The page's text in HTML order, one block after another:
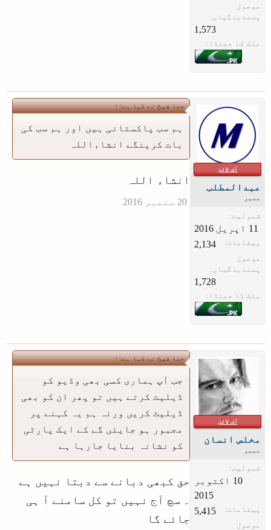
موصول
پسندیدگیاں:
1,573
ملک کا جھنڈا:
آف لائن
عبدالمطلب
ممبر
شمولیت:
پیغامات: 2,134
موصول
پسندیدگیاں:
1,728
ملک کا جھنڈا:
حنا شیخ نے کہا ہے:↑
ہم سب پاکستانی ہیں اور ہم سب کی
بات کرینگے انشاءاللہ
انشاء اللہ
آف لائن
مخلص انسان
ممبر
شمولیت:
‏10 اکتوبر
2015
پیغامات: 5,415
موصول
حنا شیخ نے کہا ہے:↑
جب آپ ہماری کسی بھی وڈیو کو
ڈیلیٹ کرتے ہیں تو پھر ان کو بھی
ڈیلیٹ کریں ورنہ ہم یہ کہنے پر
مجبور ہو جایئں گے کے ایک پارٹی
کو نشانہ بنایا جارہا ہے
حق کبھی دبانے سے دبتا نہیں ہے
۔ سچ آج نہیں تو کل سامنے آ ہی
جائے گا